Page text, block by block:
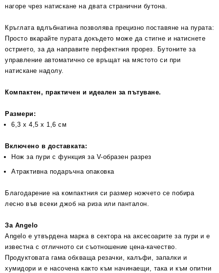
нагоре чрез натискане на двата странични бутона.
Кръглата вдлъбнатина позволява прецизно поставяне на пурата:
Просто вкарайте пурата докъдето може да стигне и натиснете
острието, за да направите перфектния прорез. Бутоните за
управление автоматично се връщат на мястото си при
натискане надолу.
Компактен, практичен и идеален за пътуване.
Размери:
6,3 x 4,5 x 1,6 см
Включено в доставката:
Нож за пури с функция за V-образен разрез
Атрактивна подаръчна опаковка
Благодарение на компактния си размер ножчето се побира
лесно във всеки джоб на риза или панталон.
За Angelo
Angelo е утвърдена марка в сектора на аксесоарите за пури и е
известна с отличното си съотношение цена-качество.
Продуктовата гама обхваща резачки, калъфи, запалки и
хумидори и е насочена както към начинаещи, така и към опитни